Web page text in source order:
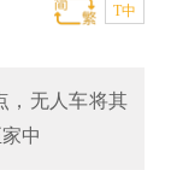
T中
，无人车将其
中